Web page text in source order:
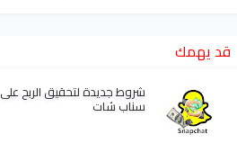
قد يهمك
شروط جديدة لتحقيق الربح على
سناب شات